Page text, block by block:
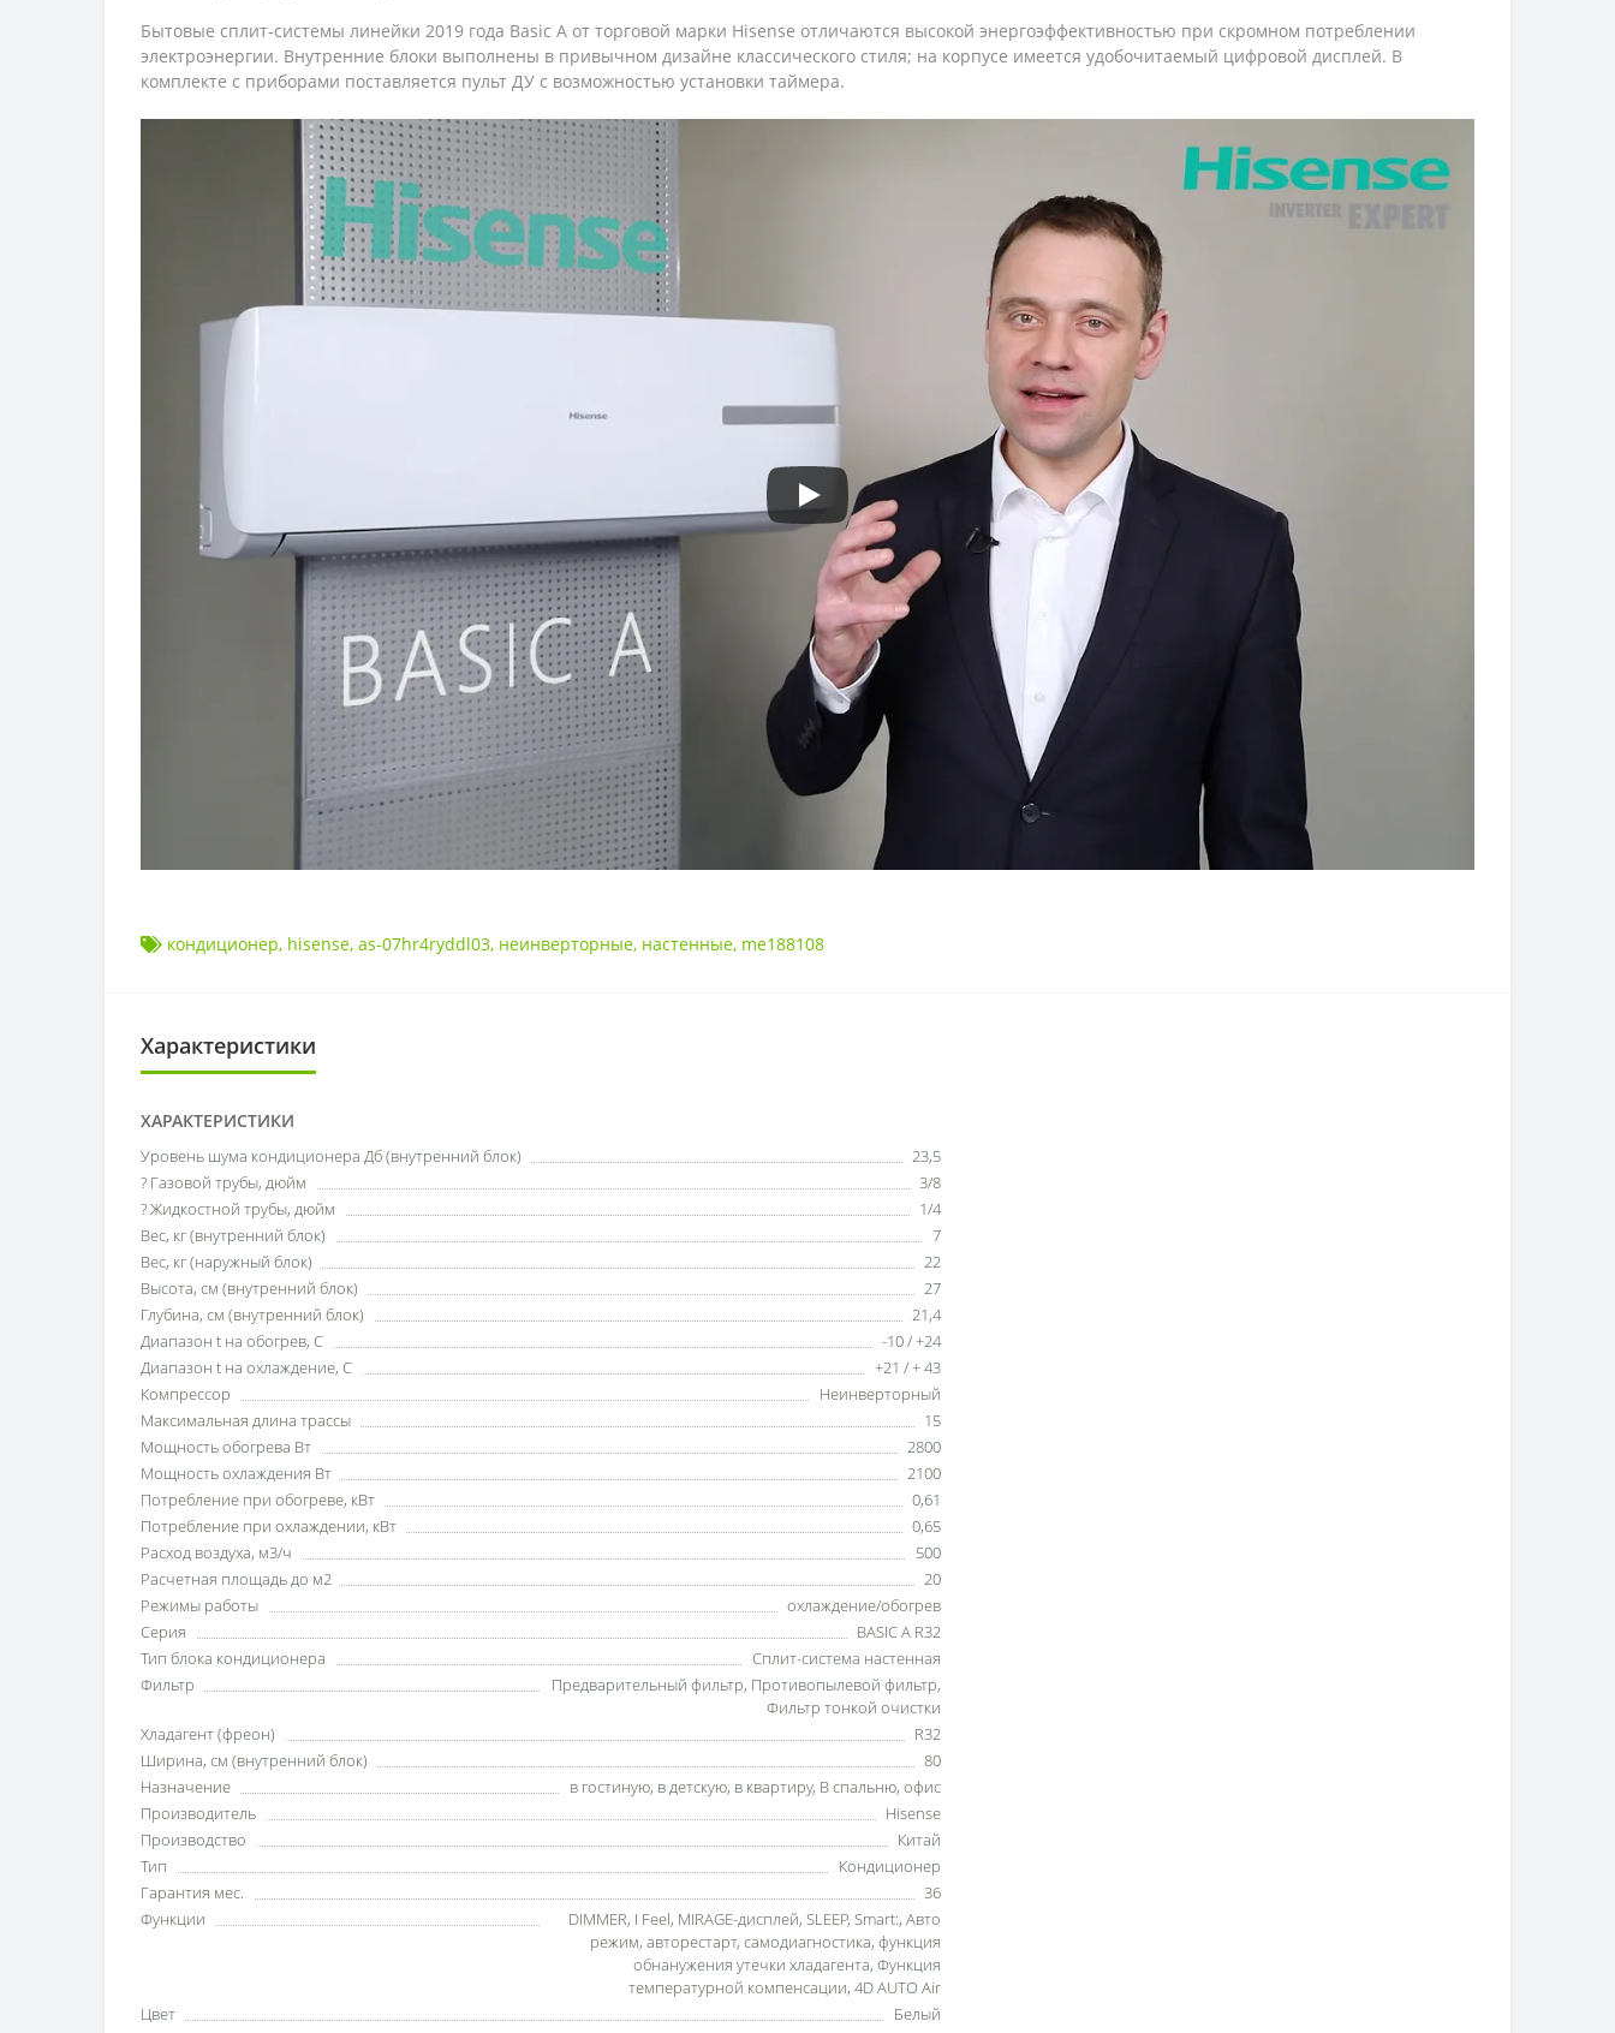
Бытовые сплит-системы линейки 2019 года Basic А от торговой марки Hisense отличаются высокой энергоэффективностью при скромном потреблении
электроэнергии. Внутренние блоки выполнены в привычном дизайне классического стиля; на корпусе имеется удобочитаемый цифровой дисплей. В
комплекте с приборами поставляется пульт ДУ с возможностью установки таймера.
кондиционер, hisense, as-07hr4ryddl03, неинверторные, настенные, me188108
Характеристики
ХАРАКТЕРИСТИКИ
Уровень шума кондиционера Дб (внутренний блок)
23,5
? Газовой трубы, дюйм
3/8
? Жидкостной трубы, дюйм
1/4
Вес, кг (внутренний блок)
7
Вес, кг (наружный блок)
22
Высота, см (внутренний блок)
27
Глубина, см (внутренний блок)
21,4
Диапазон t на обогрев, С
-10 / +24
Диапазон t на охлаждение, С
+21 / + 43
Компрессор
Неинверторный
Максимальная длина трассы
15
Мощность обогрева Вт
2800
Мощность охлаждения Вт
2100
Потребление при обогреве, кВт
0,61
Потребление при охлаждении, кВт
0,65
Расход воздуха, м3/ч
500
Расчетная площадь до м2
20
Режимы работы
охлаждение/обогрев
Серия
BASIC A R32
Тип блока кондиционера
Сплит-система настенная
Фильтр
Предварительный фильтр, Противопылевой фильтр,
Фильтр тонкой очистки
Хладагент (фреон)
R32
Ширина, см (внутренний блок)
80
Назначение
в гостиную, в детскую, в квартиру, В спальню, офис
Производитель
Hisense
Производство
Китай
Тип
Кондиционер
Гарантия мес.
36
Функции
DIMMER, I Feel, MIRAGE-дисплей, SLEEP, Smart:, Авто
режим, авторестарт, самодиагностика, функция
обнанужения утечки хладагента, Функция
температурной компенсации, 4D AUTO Air
Цвет
Белый